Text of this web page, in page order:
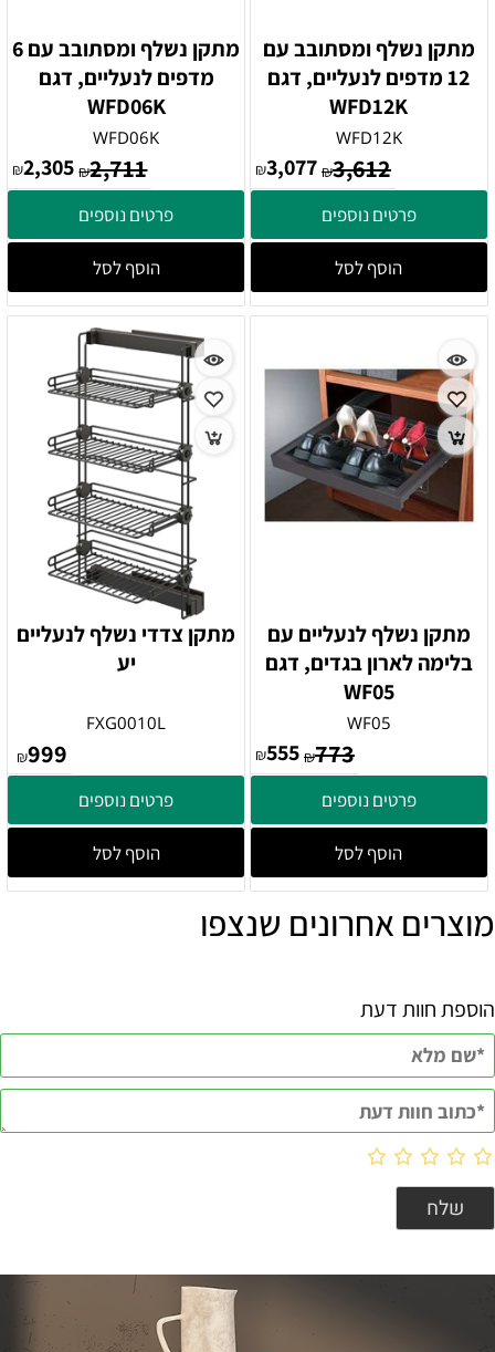
מתקן נשלף ומסתובב עם
12 מדפים לנעליים, דגם
WFD12K
WFD12K
₪3,612
₪3,077
פרטים נוספים
הוסף לסל
מתקן נשלף ומסתובב עם 6
מדפים לנעליים, דגם
WFD06K
WFD06K
₪2,711
₪2,305
פרטים נוספים
הוסף לסל
מתקן נשלף לנעליים עם
בלימה לארון בגדים, דגם
WF05
WF05
₪773
₪555
פרטים נוספים
הוסף לסל
מתקן צדדי נשלף לנעליים
יע
FXG0010L
₪999
פרטים נוספים
הוסף לסל
מוצרים אחרונים שנצפו
הוספת חוות דעת